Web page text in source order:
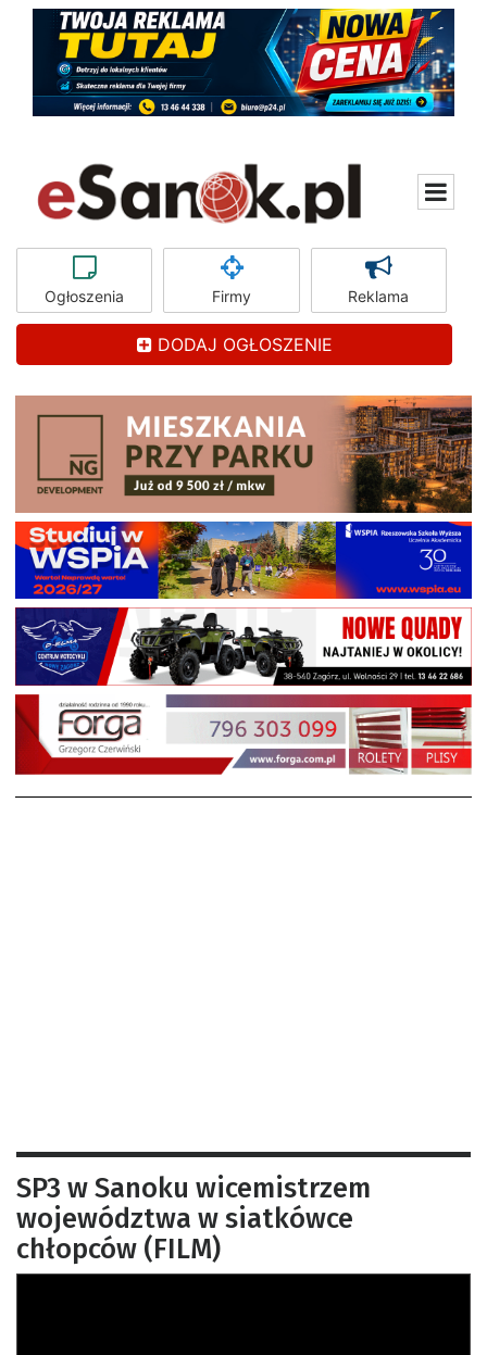
Ogłoszenia Firmy Reklama
DODAJ OGŁOSZENIE
SP3 w Sanoku wicemistrzem
województwa w siatkówce
chłopców (FILM)